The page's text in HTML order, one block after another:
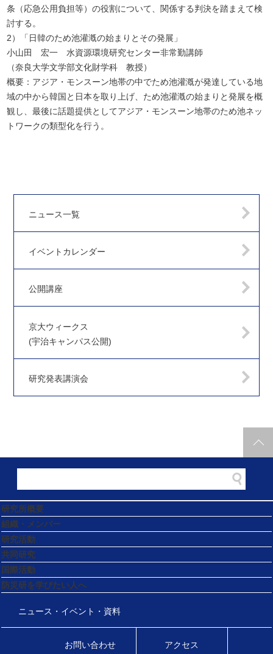
条（応急公用負担等）の役割について、関係する判決を踏まえて検
討する。
2）「日韓のため池灌漑の始まりとその発展」
小山田 宏一 水資源環境研究センター非常勤講師
（奈良大学文学部文化財学科 教授）
概要：アジア・モンスーン地帯の中でため池灌漑が発達している地
域の中から韓国と日本を取り上げ、ため池灌漑の始まりと発展を概
観し、最後に話題提供としてアジア・モンスーン地帯のため池ネッ
トワークの類型化を行う。
ニュース一覧
イベントカレンダー
公開講座
京大ウィークス
(宇治キャンパス公開)
研究発表講演会
研究所概要
組織・メンバー
研究活動
共同研究
国際活動
防災研を学びたい人へ
ニュース・イベント・資料
お問い合わせ アクセス